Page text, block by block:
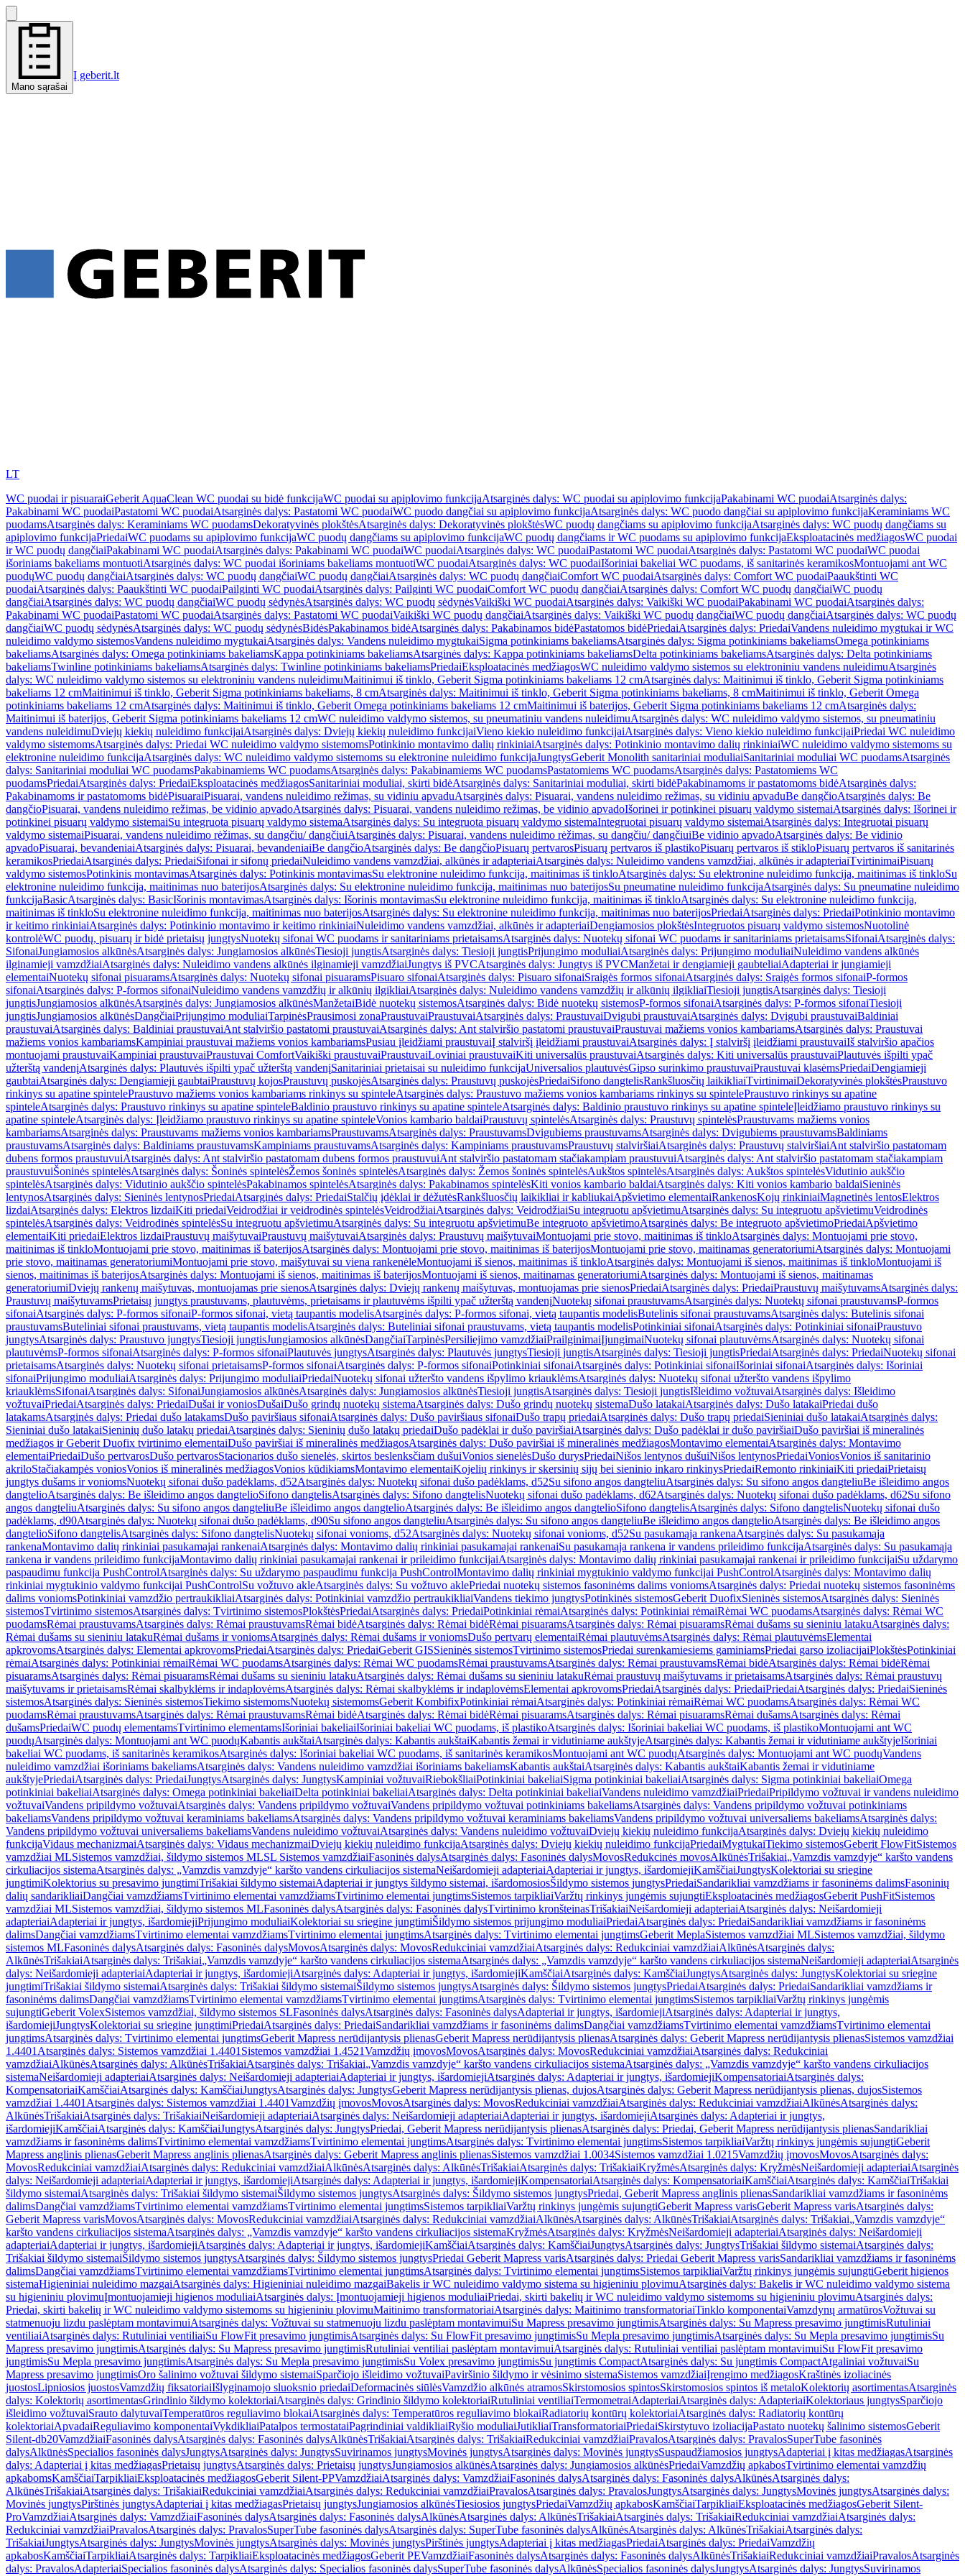
Mano sąrašai
Į geberit.lt
LT
WC puodai ir pisuaraiGeberit AquaClean WC puodai su bidė funkcijaWC puodai su apiplovimo funkcijaAtsarginės dalys: WC puodai su apiplovimo funkcijaPakabinami WC puodaiAtsarginės dalys:
Pakabinami WC puodaiPastatomi WC puodaiAtsarginės dalys: Pastatomi WC puodaiWC puodo dangčiai su apiplovimo funkcijaAtsarginės dalys: WC puodo dangčiai su apiplovimo funkcijaKeraminiams WC
puodamsAtsarginės dalys: Keraminiams WC puodamsDekoratyvinės plokštėsAtsarginės dalys: Dekoratyvinės plokštėsWC puodų dangčiams su apiplovimo funkcijaAtsarginės dalys: WC puodų dangčiams su
apiplovimo funkcijaPriedaiWC puodams su apiplovimo funkcijaWC puodų dangčiams su apiplovimo funkcijaWC puodų dangčiams ir WC puodams su apiplovimo funkcijaEksploatacinės medžiagosWC puodai
ir WC puodų dangčiaiPakabinami WC puodaiAtsarginės dalys: Pakabinami WC puodaiWC puodaiAtsarginės dalys: WC puodaiPastatomi WC puodaiAtsarginės dalys: Pastatomi WC puodaiWC puodai
išoriniams bakeliams montuotiAtsarginės dalys: WC puodai išoriniams bakeliams montuotiWC puodaiAtsarginės dalys: WC puodaiIšoriniai bakeliai WC puodams, iš sanitarinės keramikosMontuojami ant WC
puodųWC puodų dangčiaiAtsarginės dalys: WC puodų dangčiaiWC puodų dangčiaiAtsarginės dalys: WC puodų dangčiaiComfort WC puodaiAtsarginės dalys: Comfort WC puodaiPaaukštinti WC
puodaiAtsarginės dalys: Paaukštinti WC puodaiPailginti WC puodaiAtsarginės dalys: Pailginti WC puodaiComfort WC puodų dangčiaiAtsarginės dalys: Comfort WC puodų dangčiaiWC puodų
dangčiaiAtsarginės dalys: WC puodų dangčiaiWC puodų sėdynėsAtsarginės dalys: WC puodų sėdynėsVaikiški WC puodaiAtsarginės dalys: Vaikiški WC puodaiPakabinami WC puodaiAtsarginės dalys:
Pakabinami WC puodaiPastatomi WC puodaiAtsarginės dalys: Pastatomi WC puodaiVaikiški WC puodų dangčiaiAtsarginės dalys: Vaikiški WC puodų dangčiaiWC puodų dangčiaiAtsarginės dalys: WC puodų
dangčiaiWC puodų sėdynėsAtsarginės dalys: WC puodų sėdynėsBidėsPakabinamos bidėAtsarginės dalys: Pakabinamos bidėPastatomos bidėPriedaiAtsarginės dalys: PriedaiVandens nuleidimo mygtukai ir WC
nuleidimo valdymo sistemosVandens nuleidimo mygtukaiAtsarginės dalys: Vandens nuleidimo mygtukaiSigma potinkiniams bakeliamsAtsarginės dalys: Sigma potinkiniams bakeliamsOmega potinkiniams
bakeliamsAtsarginės dalys: Omega potinkiniams bakeliamsKappa potinkiniams bakeliamsAtsarginės dalys: Kappa potinkiniams bakeliamsDelta potinkiniams bakeliamsAtsarginės dalys: Delta potinkiniams
bakeliamsTwinline potinkiniams bakeliamsAtsarginės dalys: Twinline potinkiniams bakeliamsPriedaiEksploatacinės medžiagosWC nuleidimo valdymo sistemos su elektroniniu vandens nuleidimuAtsarginės
dalys: WC nuleidimo valdymo sistemos su elektroniniu vandens nuleidimuMaitinimui iš tinklo, Geberit Sigma potinkiniams bakeliams 12 cmAtsarginės dalys: Maitinimui iš tinklo, Geberit Sigma potinkiniams
bakeliams 12 cmMaitinimui iš tinklo, Geberit Sigma potinkiniams bakeliams, 8 cmAtsarginės dalys: Maitinimui iš tinklo, Geberit Sigma potinkiniams bakeliams, 8 cmMaitinimui iš tinklo, Geberit Omega
potinkiniams bakeliams 12 cmAtsarginės dalys: Maitinimui iš tinklo, Geberit Omega potinkiniams bakeliams 12 cmMaitinimui iš baterijos, Geberit Sigma potinkiniams bakeliams 12 cmAtsarginės dalys:
Maitinimui iš baterijos, Geberit Sigma potinkiniams bakeliams 12 cmWC nuleidimo valdymo sistemos, su pneumatiniu vandens nuleidimuAtsarginės dalys: WC nuleidimo valdymo sistemos, su pneumatiniu
vandens nuleidimuDviejų kiekių nuleidimo funkcijaiAtsarginės dalys: Dviejų kiekių nuleidimo funkcijaiVieno kiekio nuleidimo funkcijaiAtsarginės dalys: Vieno kiekio nuleidimo funkcijaiPriedai WC nuleidimo
valdymo sistemomsAtsarginės dalys: Priedai WC nuleidimo valdymo sistemomsPotinkinio montavimo dalių rinkiniaiAtsarginės dalys: Potinkinio montavimo dalių rinkiniaiWC nuleidimo valdymo sistemoms su
elektronine nuleidimo funkcijaAtsarginės dalys: WC nuleidimo valdymo sistemoms su elektronine nuleidimo funkcijaJungtysGeberit Monolith sanitariniai moduliaiSanitariniai moduliai WC puodamsAtsarginės
dalys: Sanitariniai moduliai WC puodamsPakabinamiems WC puodamsAtsarginės dalys: Pakabinamiems WC puodamsPastatomiems WC puodamsAtsarginės dalys: Pastatomiems WC
puodamsPriedaiAtsarginės dalys: PriedaiEksploatacinės medžiagosSanitariniai moduliai, skirti bidėAtsarginės dalys: Sanitariniai moduliai, skirti bidėPakabinamoms ir pastatomoms bidėAtsarginės dalys:
Pakabinamoms ir pastatomoms bidėPisuaraiPisuarai, vandens nuleidimo režimas, su vidiniu apvaduAtsarginės dalys: Pisuarai, vandens nuleidimo režimas, su vidiniu apvaduBe dangčioAtsarginės dalys: Be
dangčioPisuarai, vandens nuleidimo režimas, be vidinio apvadoAtsarginės dalys: Pisuarai, vandens nuleidimo režimas, be vidinio apvadoIšorinei ir potinkinei pisuarų valdymo sistemaiAtsarginės dalys: Išorinei ir
potinkinei pisuarų valdymo sistemaiSu integruota pisuarų valdymo sistemaAtsarginės dalys: Su integruota pisuarų valdymo sistemaIntegruotai pisuarų valdymo sistemaiAtsarginės dalys: Integruotai pisuarų
valdymo sistemaiPisuarai, vandens nuleidimo rėžimas, su dangčiu/ dangčiuiAtsarginės dalys: Pisuarai, vandens nuleidimo rėžimas, su dangčiu/ dangčiuiBe vidinio apvadoAtsarginės dalys: Be vidinio
apvadoPisuarai, bevandeniaiAtsarginės dalys: Pisuarai, bevandeniaiBe dangčioAtsarginės dalys: Be dangčioPisuarų pertvarosPisuarų pertvaros iš plastikoPisuarų pertvaros iš stikloPisuarų pertvaros iš sanitarinės
keramikosPriedaiAtsarginės dalys: PriedaiSifonai ir sifonų priedaiNuleidimo vandens vamzdžiai, alkūnės ir adapteriaiAtsarginės dalys: Nuleidimo vandens vamzdžiai, alkūnės ir adapteriaiTvirtinimaiPisuarų
valdymo sistemosPotinkinis montavimasAtsarginės dalys: Potinkinis montavimasSu elektronine nuleidimo funkcija, maitinimas iš tinkloAtsarginės dalys: Su elektronine nuleidimo funkcija, maitinimas iš tinkloSu
elektronine nuleidimo funkcija, maitinimas nuo baterijosAtsarginės dalys: Su elektronine nuleidimo funkcija, maitinimas nuo baterijosSu pneumatine nuleidimo funkcijaAtsarginės dalys: Su pneumatine nuleidimo
funkcijaBasicAtsarginės dalys: BasicIšorinis montavimasAtsarginės dalys: Išorinis montavimasSu elektronine nuleidimo funkcija, maitinimas iš tinkloAtsarginės dalys: Su elektronine nuleidimo funkcija,
maitinimas iš tinkloSu elektronine nuleidimo funkcija, maitinimas nuo baterijosAtsarginės dalys: Su elektronine nuleidimo funkcija, maitinimas nuo baterijosPriedaiAtsarginės dalys: PriedaiPotinkinio montavimo
ir keitimo rinkiniaiAtsarginės dalys: Potinkinio montavimo ir keitimo rinkiniaiNuleidimo vandens vamzdžiai, alkūnės ir adapteriaiDengiamosios plokštėsIntegruotos pisuarų valdymo sistemosNuotolinė
kontrolėWC puodų, pisuarų ir bidė prietaisų jungtysNuotekų sifonai WC puodams ir sanitariniams prietaisamsAtsarginės dalys: Nuotekų sifonai WC puodams ir sanitariniams prietaisamsSifonaiAtsarginės dalys:
SifonaiJungiamosios alkūnėsAtsarginės dalys: Jungiamosios alkūnėsTiesioji jungtisAtsarginės dalys: Tiesioji jungtisPrijungimo moduliaiAtsarginės dalys: Prijungimo moduliaiNuleidimo vandens alkūnės
ilginamieji vamzdžiaiAtsarginės dalys: Nuleidimo vandens alkūnės ilginamieji vamzdžiaiJungtys iš PVCAtsarginės dalys: Jungtys iš PVCManžetai ir dengiamieji gaubteliaiAdapteriai ir jungiamieji
elementaiNuotekų sifonai pisuaramsAtsarginės dalys: Nuotekų sifonai pisuaramsPisuaro sifonaiAtsarginės dalys: Pisuaro sifonaiSraigės formos sifonaiAtsarginės dalys: Sraigės formos sifonaiP-formos
sifonaiAtsarginės dalys: P-formos sifonaiNuleidimo vandens vamzdžių ir alkūnių ilgikliaiAtsarginės dalys: Nuleidimo vandens vamzdžių ir alkūnių ilgikliaiTiesioji jungtisAtsarginės dalys: Tiesioji
jungtisJungiamosios alkūnėsAtsarginės dalys: Jungiamosios alkūnėsManžetaiBidė nuotekų sistemosAtsarginės dalys: Bidė nuotekų sistemosP-formos sifonaiAtsarginės dalys: P-formos sifonaiTiesioji
jungtisJungiamosios alkūnėsDangčiaiPrijungimo moduliaiTarpinėsPrausimosi zonaPraustuvaiPraustuvaiAtsarginės dalys: PraustuvaiDvigubi praustuvaiAtsarginės dalys: Dvigubi praustuvaiBaldiniai
praustuvaiAtsarginės dalys: Baldiniai praustuvaiAnt stalviršio pastatomi praustuvaiAtsarginės dalys: Ant stalviršio pastatomi praustuvaiPraustuvai mažiems vonios kambariamsAtsarginės dalys: Praustuvai
mažiems vonios kambariamsKampiniai praustuvai mažiems vonios kambariamsPusiau įleidžiami praustuvaiĮ stalviršį įleidžiami praustuvaiAtsarginės dalys: Į stalviršį įleidžiami praustuvaiIš stalviršio apačios
montuojami praustuvaiKampiniai praustuvaiPraustuvai ComfortVaikiški praustuvaiPraustuvaiLoviniai praustuvaiKiti universalūs praustuvaiAtsarginės dalys: Kiti universalūs praustuvaiPlautuvės išpilti ypač
užterštą vandenįAtsarginės dalys: Plautuvės išpilti ypač užterštą vandenįSanitariniai prietaisai su nuleidimo funkcijaUniversalios plautuvėsGipso surinkimo praustuvaiPraustuvai klasėmsPriedaiDengiamieji
gaubtaiAtsarginės dalys: Dengiamieji gaubtaiPraustuvų kojosPraustuvų puskojėsAtsarginės dalys: Praustuvų puskojėsPriedaiSifono dangtelisRankšluosčių laikikliaiTvirtinimaiDekoratyvinės plokštėsPraustuvo
rinkinys su apatine spintelePraustuvo mažiems vonios kambariams rinkinys su spinteleAtsarginės dalys: Praustuvo mažiems vonios kambariams rinkinys su spintelePraustuvo rinkinys su apatine
spinteleAtsarginės dalys: Praustuvo rinkinys su apatine spinteleBaldinio praustuvo rinkinys su apatine spinteleAtsarginės dalys: Baldinio praustuvo rinkinys su apatine spinteleĮleidžiamo praustuvo rinkinys su
apatine spinteleAtsarginės dalys: Įleidžiamo praustuvo rinkinys su apatine spinteleVonios kambario baldaiPraustuvų spintelėsAtsarginės dalys: Praustuvų spintelėsPraustuvams mažiems vonios
kambariamsAtsarginės dalys: Praustuvams mažiems vonios kambariamsPraustuvamsAtsarginės dalys: PraustuvamsDvigubiems praustuvamsAtsarginės dalys: Dvigubiems praustuvamsBaldiniams
praustuvamsAtsarginės dalys: Baldiniams praustuvamsKampiniams praustuvamsAtsarginės dalys: Kampiniams praustuvamsPraustuvų stalviršiaiAtsarginės dalys: Praustuvų stalviršiaiAnt stalviršio pastatomam
dubens formos praustuvuiAtsarginės dalys: Ant stalviršio pastatomam dubens formos praustuvuiAnt stalviršio pastatomam stačiakampiam praustuvuiAtsarginės dalys: Ant stalviršio pastatomam stačiakampiam
praustuvuiŠoninės spintelėsAtsarginės dalys: Šoninės spintelėsŽemos šoninės spintelėsAtsarginės dalys: Žemos šoninės spintelėsAukštos spintelėsAtsarginės dalys: Aukštos spintelėsVidutinio aukščio
spintelėsAtsarginės dalys: Vidutinio aukščio spintelėsPakabinamos spintelėsAtsarginės dalys: Pakabinamos spintelėsKiti vonios kambario baldaiAtsarginės dalys: Kiti vonios kambario baldaiSieninės
lentynosAtsarginės dalys: Sieninės lentynosPriedaiAtsarginės dalys: PriedaiStalčių įdėklai ir dėžutėsRankšluosčių laikikliai ir kabliukaiApšvietimo elementaiRankenosKojų rinkiniaiMagnetinės lentosElektros
lizdaiAtsarginės dalys: Elektros lizdaiKiti priedaiVeidrodžiai ir veidrodinės spintelėsVeidrodžiaiAtsarginės dalys: VeidrodžiaiSu integruotu apšvietimuAtsarginės dalys: Su integruotu apšvietimuVeidrodinės
spintelėsAtsarginės dalys: Veidrodinės spintelėsSu integruotu apšvietimuAtsarginės dalys: Su integruotu apšvietimuBe integruoto apšvietimoAtsarginės dalys: Be integruoto apšvietimoPriedaiApšvietimo
elementaiKiti priedaiElektros lizdaiPraustuvų maišytuvaiPraustuvų maišytuvaiAtsarginės dalys: Praustuvų maišytuvaiMontuojami prie stovo, maitinimas iš tinkloAtsarginės dalys: Montuojami prie stovo,
maitinimas iš tinkloMontuojami prie stovo, maitinimas iš baterijosAtsarginės dalys: Montuojami prie stovo, maitinimas iš baterijosMontuojami prie stovo, maitinamas generatoriumiAtsarginės dalys: Montuojami
prie stovo, maitinamas generatoriumiMontuojami prie stovo, maišytuvai su viena rankenėleMontuojami iš sienos, maitinimas iš tinkloAtsarginės dalys: Montuojami iš sienos, maitinimas iš tinkloMontuojami iš
sienos, maitinimas iš baterijosAtsarginės dalys: Montuojami iš sienos, maitinimas iš baterijosMontuojami iš sienos, maitinamas generatoriumiAtsarginės dalys: Montuojami iš sienos, maitinamas
generatoriumiDviejų rankenų maišytuvas, montuojamas prie sienosAtsarginės dalys: Dviejų rankenų maišytuvas, montuojamas prie sienosPriedaiAtsarginės dalys: PriedaiPraustuvų maišytuvamsAtsarginės dalys:
Praustuvų maišytuvamsPrietaisų jungtys praustuvams, plautuvėms, prietaisams ir plautuvėms išpilti ypač užterštą vandenįNuotekų sifonai praustuvamsAtsarginės dalys: Nuotekų sifonai praustuvamsP-formos
sifonaiAtsarginės dalys: P-formos sifonaiP-formos sifonai, vietą taupantis modelisAtsarginės dalys: P-formos sifonai, vietą taupantis modelisButelinis sifonai praustuvamsAtsarginės dalys: Butelinis sifonai
praustuvamsButeliniai sifonai praustuvams, vietą taupantis modelisAtsarginės dalys: Buteliniai sifonai praustuvams, vietą taupantis modelisPotinkiniai sifonaiAtsarginės dalys: Potinkiniai sifonaiPraustuvo
jungtysAtsarginės dalys: Praustuvo jungtysTiesioji jungtisJungiamosios alkūnėsDangčiaiTarpinėsPersiliejimo vamzdžiaiPrailginimaiĮjungimaiNuotekų sifonai plautuvėmsAtsarginės dalys: Nuotekų sifonai
plautuvėmsP-formos sifonaiAtsarginės dalys: P-formos sifonaiPlautuvės jungtysAtsarginės dalys: Plautuvės jungtysTiesioji jungtisAtsarginės dalys: Tiesioji jungtisPriedaiAtsarginės dalys: PriedaiNuotekų sifonai
prietaisamsAtsarginės dalys: Nuotekų sifonai prietaisamsP-formos sifonaiAtsarginės dalys: P-formos sifonaiPotinkiniai sifonaiAtsarginės dalys: Potinkiniai sifonaiIšoriniai sifonaiAtsarginės dalys: Išoriniai
sifonaiPrijungimo moduliaiAtsarginės dalys: Prijungimo moduliaiPriedaiNuotekų sifonai užteršto vandens išpylimo kriauklėmsAtsarginės dalys: Nuotekų sifonai užteršto vandens išpylimo
kriauklėmsSifonaiAtsarginės dalys: SifonaiJungiamosios alkūnėsAtsarginės dalys: Jungiamosios alkūnėsTiesioji jungtisAtsarginės dalys: Tiesioji jungtisIšleidimo vožtuvaiAtsarginės dalys: Išleidimo
vožtuvaiPriedaiAtsarginės dalys: PriedaiDušai ir voniosDušaiDušo grindų nuotekų sistemaAtsarginės dalys: Dušo grindų nuotekų sistemaDušo latakaiAtsarginės dalys: Dušo latakaiPriedai dušo
latakamsAtsarginės dalys: Priedai dušo latakamsDušo paviršiaus sifonaiAtsarginės dalys: Dušo paviršiaus sifonaiDušo trapų priedaiAtsarginės dalys: Dušo trapų priedaiSieniniai dušo latakaiAtsarginės dalys:
Sieniniai dušo latakaiSieninių dušo latakų priedaiAtsarginės dalys: Sieninių dušo latakų priedaiDušo padėklai ir dušo paviršiaiAtsarginės dalys: Dušo padėklai ir dušo paviršiaiDušo paviršiai iš mineralinės
medžiagos ir Geberit Duofix tvirtinimo elementaiDušo paviršiai iš mineralinės medžiagosAtsarginės dalys: Dušo paviršiai iš mineralinės medžiagosMontavimo elementaiAtsarginės dalys: Montavimo
elementaiPriedaiDušo pertvarosDušo pertvarosStacionarios dušo sienelės, skirtos beslenksčiam dušuiVonios sienelėsDušo durysPriedaiNišos lentynos dušuiNišos lentynosPriedaiVoniosVonios iš sanitarinio
akriloStačiakampės voniosVonios iš mineralinės medžiagosVonios kūdikiamsMontavimo elementaiKojelių rinkinys ir skersinių sijų bei sieninio inkaro rinkinysPriedaiRemonto rinkiniaiKiti priedaiPrietaisų
jungtys dušams ir voniomsNuotekų sifonai dušo padėklams, d52Atsarginės dalys: Nuotekų sifonai dušo padėklams, d52Su sifono angos dangteliuAtsarginės dalys: Su sifono angos dangteliuBe išleidimo angos
dangtelioAtsarginės dalys: Be išleidimo angos dangtelioSifono dangtelisAtsarginės dalys: Sifono dangtelisNuotekų sifonai dušo padėklams, d62Atsarginės dalys: Nuotekų sifonai dušo padėklams, d62Su sifono
angos dangteliuAtsarginės dalys: Su sifono angos dangteliuBe išleidimo angos dangtelioAtsarginės dalys: Be išleidimo angos dangtelioSifono dangtelisAtsarginės dalys: Sifono dangtelisNuotekų sifonai dušo
padėklams, d90Atsarginės dalys: Nuotekų sifonai dušo padėklams, d90Su sifono angos dangteliuAtsarginės dalys: Su sifono angos dangteliuBe išleidimo angos dangtelioAtsarginės dalys: Be išleidimo angos
dangtelioSifono dangtelisAtsarginės dalys: Sifono dangtelisNuotekų sifonai vonioms, d52Atsarginės dalys: Nuotekų sifonai vonioms, d52Su pasukamąja rankenaAtsarginės dalys: Su pasukamąja
rankenaMontavimo dalių rinkiniai pasukamajai rankenaiAtsarginės dalys: Montavimo dalių rinkiniai pasukamajai rankenaiSu pasukamąja rankena ir vandens prileidimo funkcijaAtsarginės dalys: Su pasukamąja
rankena ir vandens prileidimo funkcijaMontavimo dalių rinkiniai pasukamajai rankenai ir prileidimo funkcijaiAtsarginės dalys: Montavimo dalių rinkiniai pasukamajai rankenai ir prileidimo funkcijaiSu uždarymo
paspaudimu funkcija PushControlAtsarginės dalys: Su uždarymo paspaudimu funkcija PushControlMontavimo dalių rinkiniai mygtukinio valdymo funkcijai PushControlAtsarginės dalys: Montavimo dalių
rinkiniai mygtukinio valdymo funkcijai PushControlSu vožtuvo akleAtsarginės dalys: Su vožtuvo aklePriedai nuotekų sistemos fasoninėms dalims voniomsAtsarginės dalys: Priedai nuotekų sistemos fasoninėms
dalims voniomsPotinkiniai vamzdžio pertraukikliaiAtsarginės dalys: Potinkiniai vamzdžio pertraukikliaiVandens tiekimo jungtysPotinkinės sistemosGeberit DuofixSieninės sistemosAtsarginės dalys: Sieninės
sistemosTvirtinimo sistemosAtsarginės dalys: Tvirtinimo sistemosPlokštėsPriedaiAtsarginės dalys: PriedaiPotinkiniai rėmaiAtsarginės dalys: Potinkiniai rėmaiRėmai WC puodamsAtsarginės dalys: Rėmai WC
puodamsRėmai praustuvamsAtsarginės dalys: Rėmai praustuvamsRėmai bidėAtsarginės dalys: Rėmai bidėRėmai pisuaramsAtsarginės dalys: Rėmai pisuaramsRėmai dušams su sieniniu latakuAtsarginės dalys:
Rėmai dušams su sieniniu latakuRėmai dušams ir voniomsAtsarginės dalys: Rėmai dušams ir voniomsDušo pertvarų elementaiRėmai plautuvėmsAtsarginės dalys: Rėmai plautuvėmsElementai
apkrovomsAtsarginės dalys: Elementai apkrovomsPriedaiAtsarginės dalys: PriedaiGeberit GISSieninės sistemosTvirtinimo sistemosPriedai surenkamiesiems gaminiamsPriedai garso izoliacijaiPlokštėsPotinkiniai
rėmaiAtsarginės dalys: Potinkiniai rėmaiRėmai WC puodamsAtsarginės dalys: Rėmai WC puodamsRėmai praustuvamsAtsarginės dalys: Rėmai praustuvamsRėmai bidėAtsarginės dalys: Rėmai bidėRėmai
pisuaramsAtsarginės dalys: Rėmai pisuaramsRėmai dušams su sieniniu latakuAtsarginės dalys: Rėmai dušams su sieniniu latakuRėmai praustuvų maišytuvams ir prietaisamsAtsarginės dalys: Rėmai praustuvų
maišytuvams ir prietaisamsRėmai skalbyklėms ir indaplovėmsAtsarginės dalys: Rėmai skalbyklėms ir indaplovėmsElementai apkrovomsPriedaiAtsarginės dalys: PriedaiPriedaiAtsarginės dalys: PriedaiSieninės
sistemosAtsarginės dalys: Sieninės sistemosTiekimo sistemomsNuotekų sistemomsGeberit KombifixPotinkiniai rėmaiAtsarginės dalys: Potinkiniai rėmaiRėmai WC puodamsAtsarginės dalys: Rėmai WC
puodamsRėmai praustuvamsAtsarginės dalys: Rėmai praustuvamsRėmai bidėAtsarginės dalys: Rėmai bidėRėmai pisuaramsAtsarginės dalys: Rėmai pisuaramsRėmai dušamsAtsarginės dalys: Rėmai
dušamsPriedaiWC puodų elementamsTvirtinimo elementamsIšoriniai bakeliaiIšoriniai bakeliai WC puodams, iš plastikoAtsarginės dalys: Išoriniai bakeliai WC puodams, iš plastikoMontuojami ant WC
puodųAtsarginės dalys: Montuojami ant WC puodųKabantis aukštaiAtsarginės dalys: Kabantis aukštaiKabantis žemai ir vidutiniame aukštyjeAtsarginės dalys: Kabantis žemai ir vidutiniame aukštyjeIšoriniai
bakeliai WC puodams, iš sanitarinės keramikosAtsarginės dalys: Išoriniai bakeliai WC puodams, iš sanitarinės keramikosMontuojami ant WC puodųAtsarginės dalys: Montuojami ant WC puodųVandens
nuleidimo vamzdžiai išoriniams bakeliamsAtsarginės dalys: Vandens nuleidimo vamzdžiai išoriniams bakeliamsKabantis aukštaiAtsarginės dalys: Kabantis aukštaiKabantis žemai ir vidutiniame
aukštyjePriedaiAtsarginės dalys: PriedaiJungtysAtsarginės dalys: JungtysKampiniai vožtuvaiRiebokšliaiPotinkiniai bakeliaiSigma potinkiniai bakeliaiAtsarginės dalys: Sigma potinkiniai bakeliaiOmega
potinkiniai bakeliaiAtsarginės dalys: Omega potinkiniai bakeliaiDelta potinkiniai bakeliaiAtsarginės dalys: Delta potinkiniai bakeliaiVandens nuleidimo vamzdžiaiPriedaiPripildymo vožtuvai ir vandens nuleidimo
vožtuvaiVandens pripildymo vožtuvaiAtsarginės dalys: Vandens pripildymo vožtuvaiVandens pripildymo vožtuvai potinkiniams bakeliamsAtsarginės dalys: Vandens pripildymo vožtuvai potinkiniams
bakeliamsVandens pripildymo vožtuvai keraminiams bakeliamsAtsarginės dalys: Vandens pripildymo vožtuvai keraminiams bakeliamsVandens pripildymo vožtuvai universaliems bakeliamsAtsarginės dalys:
Vandens pripildymo vožtuvai universaliems bakeliamsVandens nuleidimo vožtuvaiAtsarginės dalys: Vandens nuleidimo vožtuvaiDviejų kiekių nuleidimo funkcijaAtsarginės dalys: Dviejų kiekių nuleidimo
funkcijaVidaus mechanizmaiAtsarginės dalys: Vidaus mechanizmaiDviejų kiekių nuleidimo funkcijaAtsarginės dalys: Dviejų kiekių nuleidimo funkcijaPriedaiMygtukaiTiekimo sistemosGeberit FlowFitSistemos
vamzdžiai MLSistemos vamzdžiai, šildymo sistemos MLSL Sistemos vamzdžiaiFasoninės dalysAtsarginės dalys: Fasoninės dalysMovosRedukcinės movosAlkūnėsTrišakiai„Vamzdis vamzdyje“ karšto vandens
cirkuliacijos sistemaAtsarginės dalys: „Vamzdis vamzdyje“ karšto vandens cirkuliacijos sistemaNeišardomieji adapteriaiAdapteriai ir jungtys, išardomiejiKamščiaiJungtysKolektoriai su sriegine
jungtimiKolektorius su presavimo jungtimiTrišakiai šildymo sistemaiAdapteriai ir jungtys šildymo sistemai, išardomosiosŠildymo sistemos jungtysPriedaiSandarikliai vamzdžiams ir fasoninėms dalimsFasoninių
dalių sandarikliaiDangčiai vamzdžiamsTvirtinimo elementai vamzdžiamsTvirtinimo elementai jungtimsSistemos tarpikliaiVaržtų rinkinys jungėmis sujungtiEksploatacinės medžiagosGeberit PushFitSistemos
vamzdžiai MLSistemos vamzdžiai, šildymo sistemos MLFasoninės dalysAtsarginės dalys: Fasoninės dalysTvirtinimo kronšteinasTrišakiaiNeišardomieji adapteriaiAtsarginės dalys: Neišardomieji
adapteriaiAdapteriai ir jungtys, išardomiejiPrijungimo moduliaiKolektoriai su sriegine jungtimiŠildymo sistemos prijungimo moduliaiPriedaiAtsarginės dalys: PriedaiSandarikliai vamzdžiams ir fasoninėms
dalimsDangčiai vamzdžiamsTvirtinimo elementai vamzdžiamsTvirtinimo elementai jungtimsAtsarginės dalys: Tvirtinimo elementai jungtimsGeberit MeplaSistemos vamzdžiai MLSistemos vamzdžiai, šildymo
sistemos MLFasoninės dalysAtsarginės dalys: Fasoninės dalysMovosAtsarginės dalys: MovosRedukciniai vamzdžiaiAtsarginės dalys: Redukciniai vamzdžiaiAlkūnėsAtsarginės dalys:
AlkūnėsTrišakiaiAtsarginės dalys: Trišakiai„Vamzdis vamzdyje“ karšto vandens cirkuliacijos sistemaAtsarginės dalys: „Vamzdis vamzdyje“ karšto vandens cirkuliacijos sistemaNeišardomieji adapteriaiAtsarginės
dalys: Neišardomieji adapteriaiAdapteriai ir jungtys, išardomiejiAtsarginės dalys: Adapteriai ir jungtys, išardomiejiKamščiaiAtsarginės dalys: KamščiaiJungtysAtsarginės dalys: JungtysKolektoriai su sriegine
jungtimiTrišakiai šildymo sistemaiAtsarginės dalys: Trišakiai šildymo sistemaiŠildymo sistemos jungtysAtsarginės dalys: Šildymo sistemos jungtysPriedaiAtsarginės dalys: PriedaiSandarikliai vamzdžiams ir
fasoninėms dalimsDangčiai vamzdžiamsTvirtinimo elementai vamzdžiamsTvirtinimo elementai jungtimsAtsarginės dalys: Tvirtinimo elementai jungtimsSistemos tarpikliaiVaržtų rinkinys jungėmis
sujungtiGeberit VolexSistemos vamzdžiai, šildymo sistemos SLFasoninės dalysAtsarginės dalys: Fasoninės dalysAdapteriai ir jungtys, išardomiejiAtsarginės dalys: Adapteriai ir jungtys,
išardomiejiJungtysKolektoriai su sriegine jungtimiPriedaiAtsarginės dalys: PriedaiSandarikliai vamzdžiams ir fasoninėms dalimsDangčiai vamzdžiamsTvirtinimo elementai vamzdžiamsTvirtinimo elementai
jungtimsAtsarginės dalys: Tvirtinimo elementai jungtimsGeberit Mapress nerūdijantysis plienasGeberit Mapress nerūdijantysis plienasAtsarginės dalys: Geberit Mapress nerūdijantysis plienasSistemos vamzdžiai
1.4401 Atsarginės dalys: Sistemos vamzdžiai 1.4401 Sistemos vamzdžiai 1.4521Vamzdžių įmovosMovosAtsarginės dalys: MovosRedukciniai vamzdžiaiAtsarginės dalys: Redukciniai
vamzdžiaiAlkūnėsAtsarginės dalys: AlkūnėsTrišakiaiAtsarginės dalys: Trišakiai„Vamzdis vamzdyje“ karšto vandens cirkuliacijos sistemaAtsarginės dalys: „Vamzdis vamzdyje“ karšto vandens cirkuliacijos
sistemaNeišardomieji adapteriaiAtsarginės dalys: Neišardomieji adapteriaiAdapteriai ir jungtys, išardomiejiAtsarginės dalys: Adapteriai ir jungtys, išardomiejiKompensatoriaiAtsarginės dalys:
KompensatoriaiKamščiaiAtsarginės dalys: KamščiaiJungtysAtsarginės dalys: JungtysGeberit Mapress nerūdijantysis plienas, dujosAtsarginės dalys: Geberit Mapress nerūdijantysis plienas, dujosSistemos
vamzdžiai 1.4401 Atsarginės dalys: Sistemos vamzdžiai 1.4401Vamzdžių įmovosMovosAtsarginės dalys: MovosRedukciniai vamzdžiaiAtsarginės dalys: Redukciniai vamzdžiaiAlkūnėsAtsarginės dalys:
AlkūnėsTrišakiaiAtsarginės dalys: TrišakiaiNeišardomieji adapteriaiAtsarginės dalys: Neišardomieji adapteriaiAdapteriai ir jungtys, išardomiejiAtsarginės dalys: Adapteriai ir jungtys,
išardomiejiKamščiaiAtsarginės dalys: KamščiaiJungtysAtsarginės dalys: JungtysPriedai, Geberit Mapress nerūdijantysis plienasAtsarginės dalys: Priedai, Geberit Mapress nerūdijantysis plienasSandarikliai
vamzdžiams ir fasoninėms dalimsTvirtinimo elementai vamzdžiamsTvirtinimo elementai jungtimsAtsarginės dalys: Tvirtinimo elementai jungtimsSistemos tarpikliaiVaržtų rinkinys jungėmis sujungtiGeberit
Mapress anglinis plienasGeberit Mapress anglinis plienasAtsarginės dalys: Geberit Mapress anglinis plienasSistemos vamzdžiai 1.0034Sistemos vamzdžiai 1.0215Vamzdžių įmovosMovosAtsarginės dalys:
MovosRedukciniai vamzdžiaiAtsarginės dalys: Redukciniai vamzdžiaiAlkūnėsAtsarginės dalys: AlkūnėsTrišakiaiAtsarginės dalys: TrišakiaiKryžmėsAtsarginės dalys: KryžmėsNeišardomieji adapteriaiAtsarginės
dalys: Neišardomieji adapteriaiAdapteriai ir jungtys, išardomiejiAtsarginės dalys: Adapteriai ir jungtys, išardomiejiKompensatoriaiAtsarginės dalys: KompensatoriaiKamščiaiAtsarginės dalys: KamščiaiTrišakiai
šildymo sistemaiAtsarginės dalys: Trišakiai šildymo sistemaiŠildymo sistemos jungtysAtsarginės dalys: Šildymo sistemos jungtysPriedai, Geberit Mapress anglinis plienasSandarikliai vamzdžiams ir fasoninėms
dalimsDangčiai vamzdžiamsTvirtinimo elementai vamzdžiamsTvirtinimo elementai jungtimsSistemos tarpikliaiVaržtų rinkinys jungėmis sujungtiGeberit Mapress varisGeberit Mapress varisAtsarginės dalys:
Geberit Mapress varisMovosAtsarginės dalys: MovosRedukciniai vamzdžiaiAtsarginės dalys: Redukciniai vamzdžiaiAlkūnėsAtsarginės dalys: AlkūnėsTrišakiaiAtsarginės dalys: Trišakiai„Vamzdis vamzdyje“
karšto vandens cirkuliacijos sistemaAtsarginės dalys: „Vamzdis vamzdyje“ karšto vandens cirkuliacijos sistemaKryžmėsAtsarginės dalys: KryžmėsNeišardomieji adapteriaiAtsarginės dalys: Neišardomieji
adapteriaiAdapteriai ir jungtys, išardomiejiAtsarginės dalys: Adapteriai ir jungtys, išardomiejiKamščiaiAtsarginės dalys: KamščiaiJungtysAtsarginės dalys: JungtysTrišakiai šildymo sistemaiAtsarginės dalys:
Trišakiai šildymo sistemaiŠildymo sistemos jungtysAtsarginės dalys: Šildymo sistemos jungtysPriedai Geberit Mapress varisAtsarginės dalys: Priedai Geberit Mapress varisSandarikliai vamzdžiams ir fasoninėms
dalimsDangčiai vamzdžiamsTvirtinimo elementai vamzdžiamsTvirtinimo elementai jungtimsAtsarginės dalys: Tvirtinimo elementai jungtimsSistemos tarpikliaiVaržtų rinkinys jungėmis sujungtiGeberit higienos
sistemaHigieniniai nuleidimo mazgaiAtsarginės dalys: Higieniniai nuleidimo mazgaiBakelis ir WC nuleidimo valdymo sistema su higieniniu plovimuAtsarginės dalys: Bakelis ir WC nuleidimo valdymo sistema
su higieniniu plovimuĮmontuojamieji higienos moduliaiAtsarginės dalys: Įmontuojamieji higienos moduliaiPriedai, skirti bakelių ir WC nuleidimo valdymo sistemoms su higieniniu plovimuAtsarginės dalys:
Priedai, skirti bakelių ir WC nuleidimo valdymo sistemoms su higieniniu plovimuMaitinimo transformatoriaiAtsarginės dalys: Maitinimo transformatoriaiTinklo komponentaiVamzdynų armatūrosVožtuvai su
statmenuoju lizdu paslėptam montavimuiAtsarginės dalys: Vožtuvai su statmenuoju lizdu paslėptam montavimuiSu Mapress presavimo jungtimisAtsarginės dalys: Su Mapress presavimo jungtimisRutuliniai
ventiliaiAtsarginės dalys: Rutuliniai ventiliaiSu FlowFit presavimo jungtimisAtsarginės dalys: Su FlowFit presavimo jungtimisSu Mepla presavimo jungtimisAtsarginės dalys: Su Mepla presavimo jungtimisSu
Mapress presavimo jungtimisAtsarginės dalys: Su Mapress presavimo jungtimisRutuliniai ventiliai paslėptam montavimuiAtsarginės dalys: Rutuliniai ventiliai paslėptam montavimuiSu FlowFit presavimo
jungtimisSu Mepla presavimo jungtimisAtsarginės dalys: Su Mepla presavimo jungtimisSu Volex presavimo jungtimisSu jungtimis CompactAtsarginės dalys: Su jungtimis CompactAtgaliniai vožtuvaiSu
Mapress presavimo jungtimisOro šalinimo vožtuvai šildymo sistemaiSparčiojo išleidimo vožtuvaiPaviršinio šildymo ir vėsinimo sistemaSistemos vamzdžiaiĮrengimo medžiagosKraštinės izoliacinės
juostosLipniosios juostosVamzdžių fiksatoriaiIšlyginamojo sluoksnio priedaiDeformacinės siūlėsVamzdžio alkūnės atramosSkirstomosios spintosSkirstomosios spintos iš metaloKolektorių asortimentasAtsarginės
dalys: Kolektorių asortimentasGrindinio šildymo kolektoriaiAtsarginės dalys: Grindinio šildymo kolektoriaiRutuliniai ventiliaiTermometraiAdapteriaiAtsarginės dalys: AdapteriaiKolektoriaus jungtysSparčiojo
išleidimo vožtuvaiSrauto dalytuvaiTemperatūros reguliavimo blokaiAtsarginės dalys: Temperatūros reguliavimo blokaiRadiatorių kontūrų kolektoriaiAtsarginės dalys: Radiatorių kontūrų
kolektoriaiApvadaiReguliavimo komponentaiVykdikliaiPatalpos termostataiPagrindiniai valdikliaiRyšio moduliaiJutikliaiTransformatoriaiPriedaiSkirstytuvo izoliacijaPastato nuotekų šalinimo sistemosGeberit
Silent-db20VamzdžiaiFasoninės dalysAtsarginės dalys: Fasoninės dalysAlkūnėsTrišakiaiAtsarginės dalys: TrišakiaiRedukciniai vamzdžiaiPravalosAtsarginės dalys: PravalosSuperTube fasoninės
dalysAlkūnėsSpecialios fasoninės dalysJungtysAtsarginės dalys: JungtysSuvirinamos jungtysMovinės jungtysAtsarginės dalys: Movinės jungtysSuspaudžiamosios jungtysAdapteriai į kitas medžiagasAtsarginės
dalys: Adapteriai į kitas medžiagasPrietaisų jungtysAtsarginės dalys: Prietaisų jungtysJungiamosios alkūnėsAtsarginės dalys: Jungiamosios alkūnėsPriedaiVamzdžių apkabosTvirtinimo elementai vamzdžių
apkabomsKamščiaiTarpikliaiEksploatacinės medžiagosGeberit Silent-PPVamzdžiaiAtsarginės dalys: VamzdžiaiFasoninės dalysAtsarginės dalys: Fasoninės dalysAlkūnėsAtsarginės dalys:
AlkūnėsTrišakiaiAtsarginės dalys: TrišakiaiRedukciniai vamzdžiaiAtsarginės dalys: Redukciniai vamzdžiaiPravalosAtsarginės dalys: PravalosJungtysAtsarginės dalys: JungtysMovinės jungtysAtsarginės dalys:
Movinės jungtysPirštinės jungtysAdapteriai į kitas medžiagasPrietaisų jungtysJungiamosios alkūnėsTiesiosios jungtysPriedaiVamzdžių apkabosKamščiaiTarpikliaiEksploatacinės medžiagosGeberit Silent-
ProVamzdžiaiAtsarginės dalys: VamzdžiaiFasoninės dalysAtsarginės dalys: Fasoninės dalysAlkūnėsAtsarginės dalys: AlkūnėsTrišakiaiAtsarginės dalys: TrišakiaiRedukciniai vamzdžiaiAtsarginės dalys:
Redukciniai vamzdžiaiPravalosAtsarginės dalys: PravalosSuperTube fasoninės dalysAtsarginės dalys: SuperTube fasoninės dalysAlkūnėsAtsarginės dalys: AlkūnėsTrišakiaiAtsarginės dalys:
TrišakiaiJungtysAtsarginės dalys: JungtysMovinės jungtysAtsarginės dalys: Movinės jungtysPirštinės jungtysAdapteriai į kitas medžiagasPriedaiAtsarginės dalys: PriedaiVamzdžių
apkabosKamščiaiTarpikliaiAtsarginės dalys: TarpikliaiEksploatacinės medžiagosGeberit PEVamzdžiaiFasoninės dalysAtsarginės dalys: Fasoninės dalysAlkūnėsTrišakiaiRedukciniai vamzdžiaiPravalosAtsarginės
dalys: PravalosAdapteriaiSpecialios fasoninės dalysAtsarginės dalys: Specialios fasoninės dalysSuperTube fasoninės dalysAlkūnėsSpecialios fasoninės dalysJungtysAtsarginės dalys: JungtysSuvirinamos